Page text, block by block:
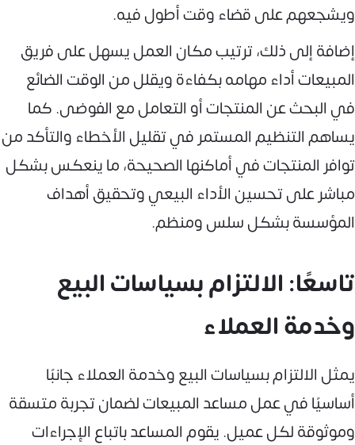
ويشجعهم على قضاء وقت أطول فيه.
إضافة إلى ذلك، ترتيب مكان العمل يسهل على فريق
المبيعات أداء مهامه بكفاءة ويقلل من الوقت الضائع
في البحث عن المنتجات أو التعامل مع الفوضى. كما
يساهم التنظيم المستمر في تقليل الأخطاء والتأكد من
توافر المنتجات في أماكنها الصحيحة، ما ينعكس بشكل
مباشر على تحسين الأداء البيعي وتحقيق أهداف
المؤسسة بشكل سلس ومنظم.
تاسعًا: الالتزام بسياسات البيع
وخدمة العملاء
يمثل الالتزام بسياسات البيع وخدمة العملاء جانبًا
أساسيًا في عمل مساعد المبيعات لضمان تجربة متسقة
وموثوقة لكل عميل. يقوم المساعد باتباع الإجراءات